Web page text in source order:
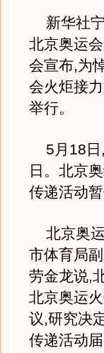
新华社
北京奥运
会宣布,为
会火炬接
举行。
5月18日,
日。北京
传递活动暂
北京奥运
市体育局
劳金龙说,
北京奥运
议,研究决
传递活动